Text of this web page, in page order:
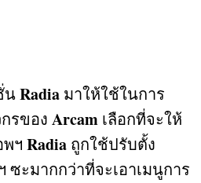
นRadia มาให้ใช้ในการ
รของ Arcam เลือกที่จะให้
ฯ Radia ถูกใช้ปรับตั้ง
ะมากกว่าที่จะเอาเมนูการ